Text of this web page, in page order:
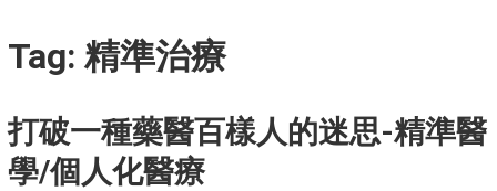
Tag: 精準治療
打破一種藥醫百樣人的迷思-精準醫
學/個人化醫療